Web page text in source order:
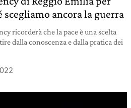
ancora la guerra
ricorderà che la pace è una scelta
dalla conoscenza e dalla pratica dei